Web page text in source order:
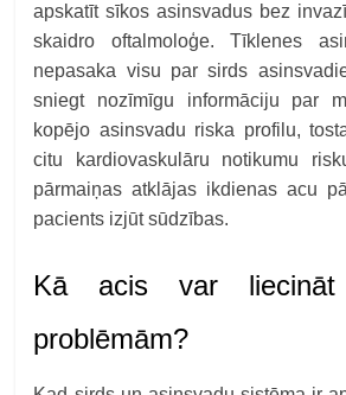
apskatīt sīkos asinsvadus bez
skaidro oftalmoloģe. Tīklenes
nepasaka visu par sirds
sniegt nozīmīgu informāciju par
kopējo asinsvadu riska profilu,
citu kardiovaskulāru notikumu
pārmaiņas atklājas ikdienas acu
pacients izjūt sūdzības.
Kā acis var
problēmām?